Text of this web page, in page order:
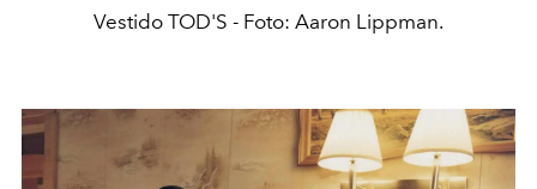
Vestido TOD'S - Foto: Aaron Lippman.